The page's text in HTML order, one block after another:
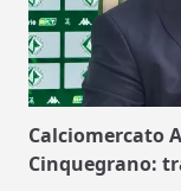
Calciomercato
Cinquegrano: